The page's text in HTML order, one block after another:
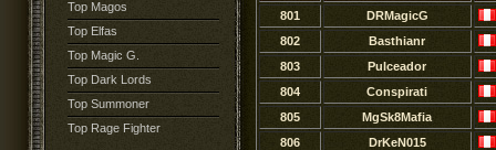
Top Magos
Top Elfas
Top Magic G.
Top Dark Lords
Top Summoner
Top Rage Fighter
801
DRMagicG
802
Basthianr
803
Pulceador
804
Conspirati
805
MgSk8Mafia
806
DrKeN015